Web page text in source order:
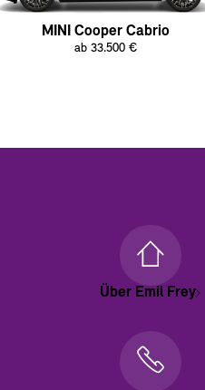
MINI Cooper Cabrio
ab 33.500 €
Über Emil Frey